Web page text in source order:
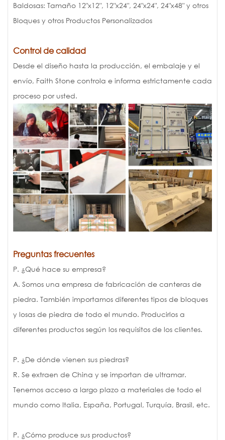
Baldosas: Tamaño 12"x12", 12"x24", 24"x24", 24"x48" y otros
Bloques y otros Productos Personalizados
Control de calidad
Desde el diseño hasta la producción, el embalaje y el
envío, Faith Stone controla e informa estrictamente cada
proceso por usted.
Preguntas frecuentes
P. ¿Qué hace su empresa?
A. Somos una empresa de fabricación de canteras de
piedra. También importamos diferentes tipos de bloques
y losas de piedra de todo el mundo. Producirlos a
diferentes productos según los requisitos de los clientes.
P. ¿De dónde vienen sus piedras?
R. Se extraen de China y se importan de ultramar.
Tenemos acceso a largo plazo a materiales de todo el
mundo como Italia, España, Portugal, Turquía, Brasil, etc.
P. ¿Cómo produce sus productos?